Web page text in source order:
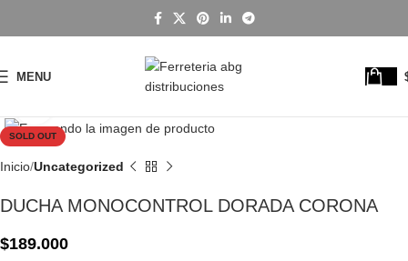
MENU
SOLD OUT
Inicio Uncategorized
DUCHA MONOCONTROL DORADA CORONA
$189.000